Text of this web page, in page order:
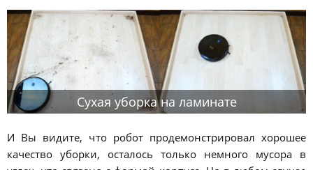
Сухая уборка на ламинате
И Вы видите, что робот продемонстрировал хорошее
качество уборки, осталось только немного мусора в